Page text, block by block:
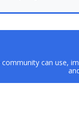
can use,